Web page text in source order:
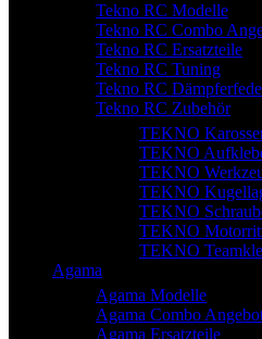
Tekno RC Modelle
Tekno RC Combo
Tekno RC Ersatzteile
Tekno RC Tuning
Tekno RC
Tekno RC Zubehör
TEKNO
TEKNO
TEKNO
TEKNO
TEKNO
TEKNO
TEKNO
Agama
Agama Modelle
Agama Combo
Agama Ersatzteile